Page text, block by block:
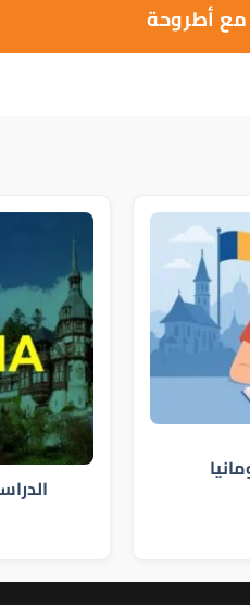
مع أطروحة